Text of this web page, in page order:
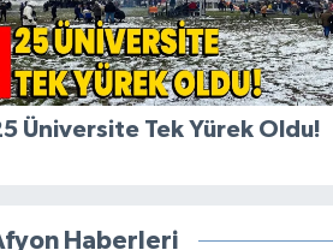
Üniversite Tek Yürek Oldu!
Haberleri